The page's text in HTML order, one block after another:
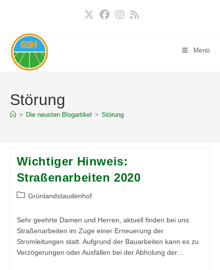
Menü
Störung
> Die neusten Blogartikel > Störung
Wichtiger Hinweis:
Straßenarbeiten 2020
Beitrags-
Grünlandstaudenhof
Sehr geehrte Damen und Herren, aktuell finden bei uns
Straßenarbeiten im Zuge einer Erneuerung der
Stromleitungen statt. Aufgrund der Bauarbeiten kann es zu
Verzögerungen oder Ausfällen bei der Abholung der…